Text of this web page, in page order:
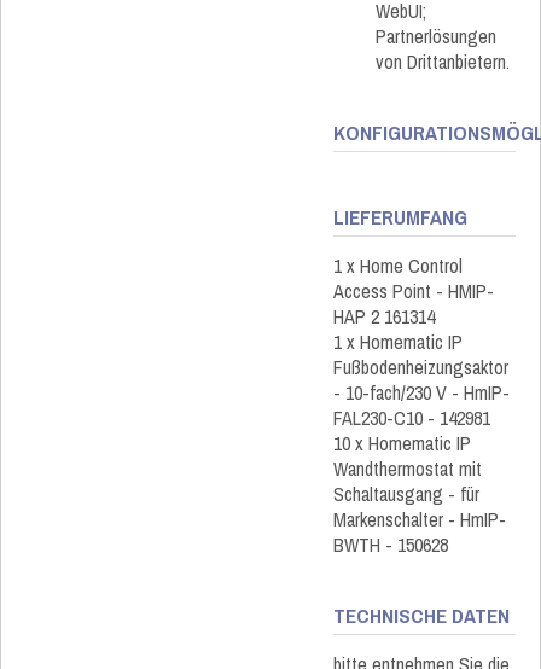
WebUI;
Partnerlösungen
von Drittanbietern.
LIEFERUMFANG
1 x Home Control
Access Point - HMIP-
HAP 2 161314
1 x Homematic IP
Fußbodenheizungsaktor
- 10-fach/230 V - HmIP-
FAL230-C10 - 142981
10 x Homematic IP
Wandthermostat mit
Schaltausgang - für
Markenschalter - HmIP-
BWTH - 150628
TECHNISCHE DATEN